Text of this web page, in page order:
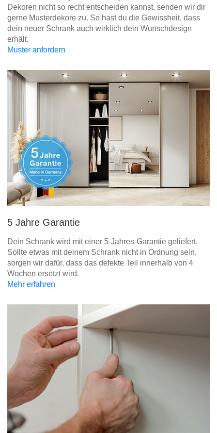
Dekoren nicht so recht entscheiden kannst, senden wir dir
gerne Musterdekore zu. So hast du die Gewissheit, dass
dein neuer Schrank auch wirklich dein Wunschdesign
erhält.
Muster anfordern
5 Jahre Garantie
Dein Schrank wird mit einer 5-Jahres-Garantie geliefert.
Sollte etwas mit deinem Schrank nicht in Ordnung sein,
sorgen wir dafür, dass das defekte Teil innerhalb von 4
Wochen ersetzt wird.
Mehr erfahren